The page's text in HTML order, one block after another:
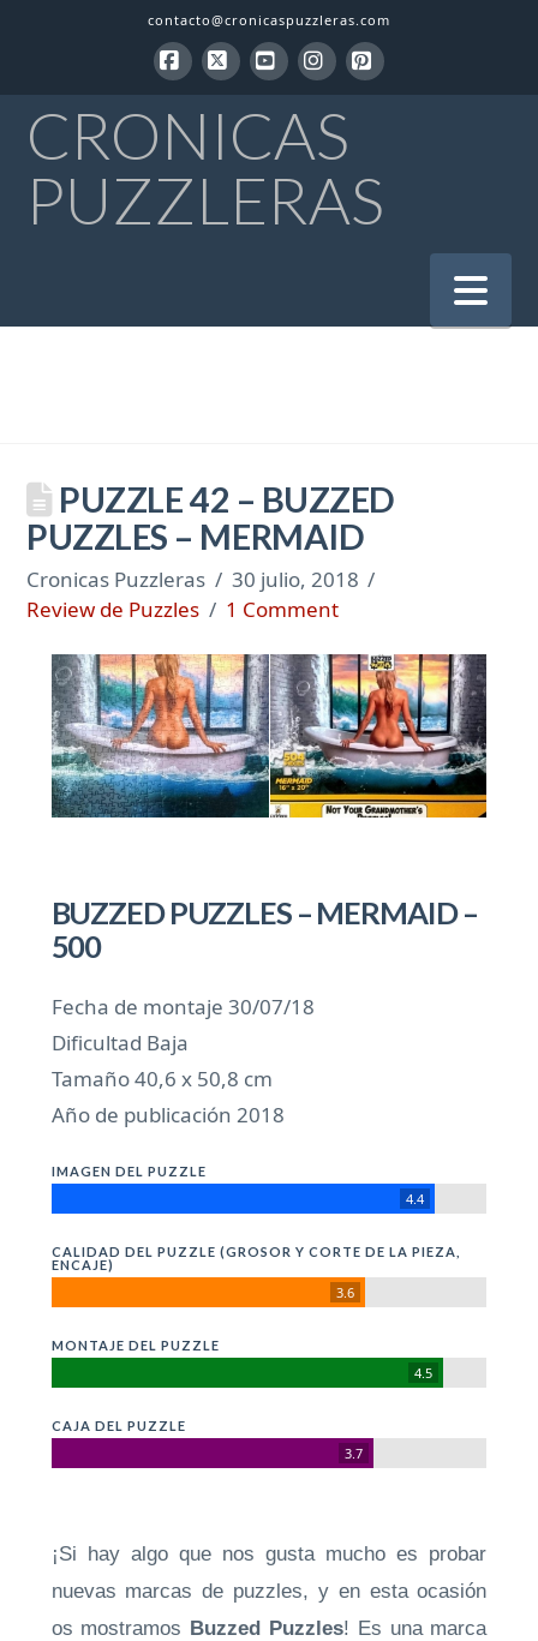
contacto@cronicaspuzzleras.com
CRONICAS
PUZZLERAS
PUZZLE 42 – BUZZED
PUZZLES – MERMAID
Cronicas Puzzleras
30 julio, 2018
Review de Puzzles
1 Comment
BUZZED PUZZLES – MERMAID –
500
Fecha de montaje 30/07/18
Dificultad Baja
Tamaño 40,6 x 50,8 cm
Año de publicación 2018
IMAGEN DEL PUZZLE
4.4
CALIDAD DEL PUZZLE (GROSOR Y CORTE DE LA PIEZA,
ENCAJE)
3.6
MONTAJE DEL PUZZLE
4.5
CAJA DEL PUZZLE
3.7
¡Si hay algo que nos gusta mucho es probar
nuevas marcas de puzzles, y en esta ocasión
os mostramos Buzzed Puzzles! Es una marca